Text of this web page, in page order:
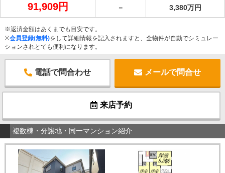
91,909円 － 3,380万円
※返済金額はあくまでも目安です。
※会員登録(無料)をして詳細情報を記入されますと、全物件が自動でシミュレー
ションされとても便利になります。
電話で問合わせ メールで問合せ
来店予約
複数棟・分譲地・同一マンション紹介